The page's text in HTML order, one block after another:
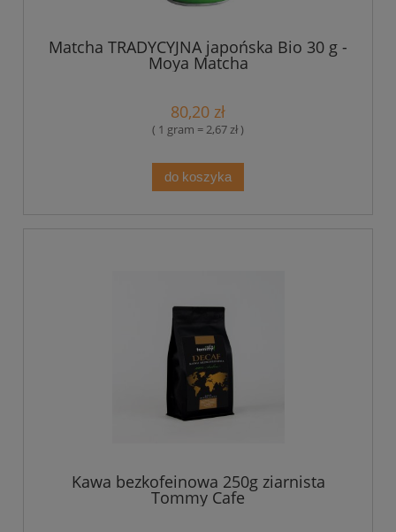
Matcha TRADYCYJNA japońska Bio 30 g -
Moya Matcha
80,20 zł
( 1 gram = 2,67 zł )
do koszyka
Kawa bezkofeinowa 250g ziarnista
Tommy Cafe